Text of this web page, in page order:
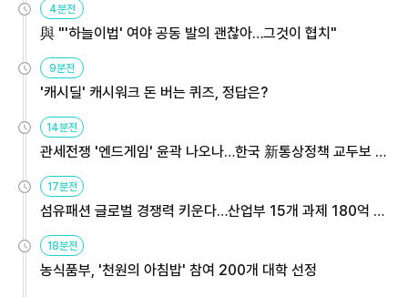
4분전
與 "'하늘이법' 여야 공동 발의 괜찮아…그것이 협치"
9분전
'캐시딜' 캐시워크 돈 버는 퀴즈, 정답은?
14분전
관세전쟁 '엔드게임' 윤곽 나오나…한국 新통상정책 교두보 활
용해야
17분전
섬유패션 글로벌 경쟁력 키운다…산업부 15개 과제 180억 지
원
18분전
농식품부, '천원의 아침밥' 참여 200개 대학 선정